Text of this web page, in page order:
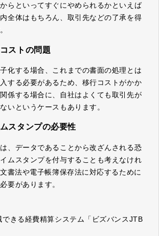
らといってすぐにやめられるかといえば
全体はもちろん、取引先などの了承を得
ストの問題
化する場合、これまでの書面の処理とは
する必要があるため、移行コストがかか
係する場合に、自社はよくても取引先が
いというケースもあります。
スタンプの必要性
、データであることから改ざんされる恐
ムスタンプを付与することも考えなけれ
書法や電子帳簿保存法に対応するために
要があります。
きる経費精算システム「ビズバンスJTB